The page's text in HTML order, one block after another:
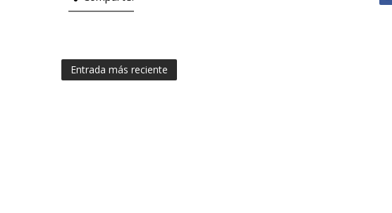
Entrada más reciente